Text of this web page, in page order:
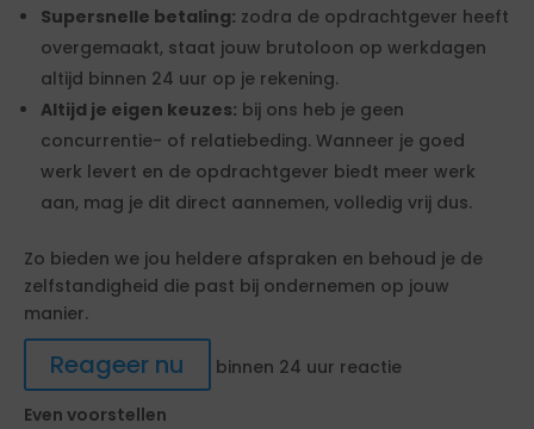
Supersnelle betaling: zodra de opdrachtgever heeft
overgemaakt, staat jouw brutoloon op werkdagen
altijd binnen 24 uur op je rekening.
Altijd je eigen keuzes: bij ons heb je geen
concurrentie- of relatiebeding. Wanneer je goed
werk levert en de opdrachtgever biedt meer werk
aan, mag je dit direct aannemen, volledig vrij dus.
Zo bieden we jou heldere afspraken en behoud je de
zelfstandigheid die past bij ondernemen op jouw
manier.
Reageer nu
binnen 24 uur reactie
Even voorstellen